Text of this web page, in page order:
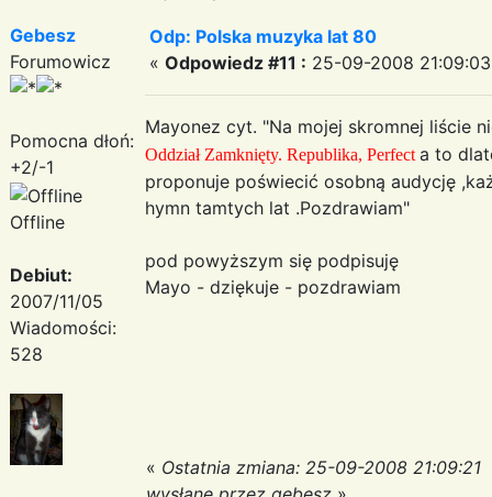
Gebesz
Forumowicz
Pomocna dłoń:
+2/-1
Offline
Debiut:
2007/11/05
Wiadomości:
528
Odp: Polska muzyka lat 80
« Odpowiedz #11 : 25-09-2008
Mayonez cyt. "Na mojej skromnej liście
Oddział Zamknięty. Republika, Perfect a to
proponuje poświecić osobną audycję
hymn tamtych lat .Pozdrawiam"
pod powyższym się podpisuję
Mayo - dziękuje - pozdrawiam
« Ostatnia zmiana: 25-09-2008 21:09:21